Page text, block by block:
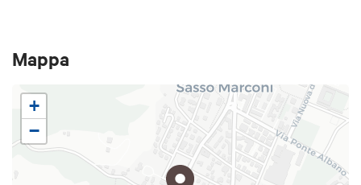
Per maggiori informazioni è possibile contattare
l'ufficio IAT-R di Sasso Marconi.
Mappa
+
−